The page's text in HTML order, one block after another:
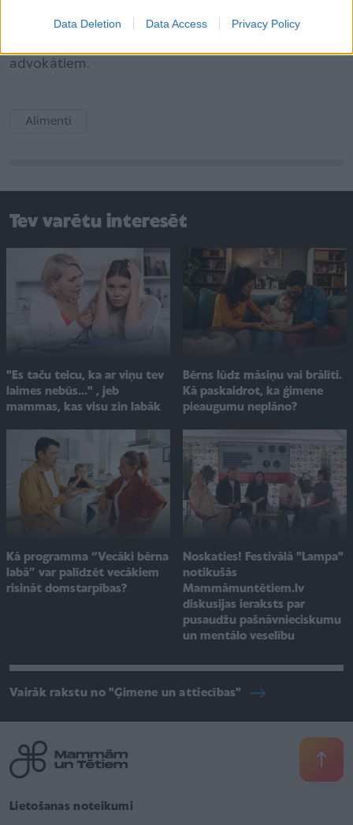
Data Deletion Data Access Privacy Policy
Par ģimenes tiesībām varuzdot jautājumus mūsu
advokātiem.
Alimenti
Tev varētu interesēt
"Es taču teicu, ka ar viņu tev
laimes nebūs..." , jeb
mammas, kas visu zin labāk
Bērns lūdz māsiņu vai brālīti.
Kā paskaidrot, ka ģimene
pieaugumu neplāno?
Kā programma “Vecāki bērna
labā” var palīdzēt vecākiem
risināt domstarpības?
Noskaties! Festivālā "Lampa"
notikušās
Mammāmuntētiem.lv
diskusijas ieraksts par
pusaudžu pašnāvnieciskumu
un mentālo veselību
Vairāk rakstu no "Ģimene un attiecības"
Lietošanas noteikumi